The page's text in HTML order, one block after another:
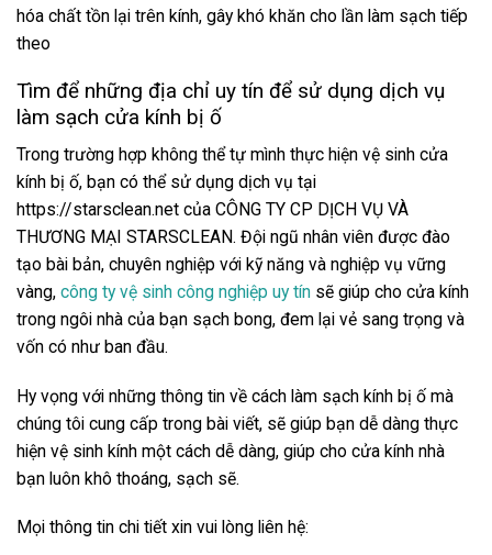
hóa chất tồn lại trên kính, gây khó khăn cho lần làm sạch tiếp
theo
Tìm để những địa chỉ uy tín để sử dụng dịch vụ
làm sạch cửa kính bị ố
Trong trường hợp không thể tự mình thực hiện vệ sinh cửa
kính bị ố, bạn có thể sử dụng dịch vụ tại
https://starsclean.net của CÔNG TY CP DỊCH VỤ VÀ
THƯƠNG MẠI STARSCLEAN. Đội ngũ nhân viên được đào
tạo bài bản, chuyên nghiệp với kỹ năng và nghiệp vụ vững
vàng, công ty vệ sinh công nghiệp uy tín sẽ giúp cho cửa kính
trong ngôi nhà của bạn sạch bong, đem lại vẻ sang trọng và
vốn có như ban đầu.
Hy vọng với những thông tin về cách làm sạch kính bị ố mà
chúng tôi cung cấp trong bài viết, sẽ giúp bạn dễ dàng thực
hiện vệ sinh kính một cách dễ dàng, giúp cho cửa kính nhà
bạn luôn khô thoáng, sạch sẽ.
Mọi thông tin chi tiết xin vui lòng liên hệ: